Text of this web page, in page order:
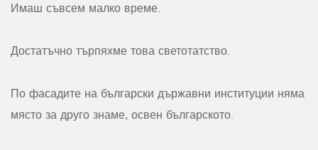
Имаш съвсем малко време.
Достатъчно търпяхме това светотатство.
По фасадите на български държавни институции няма
място за друго знаме, освен българското.